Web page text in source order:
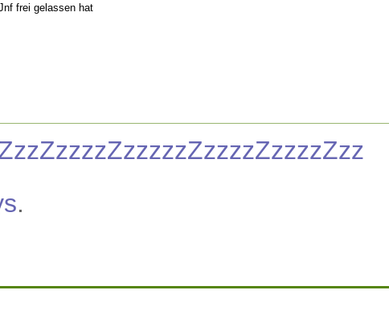
frei gelassen hat
.